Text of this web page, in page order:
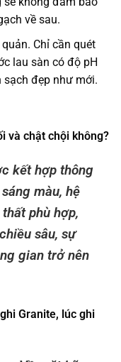
về sau.
Chỉ cần quét
lau sàn có độ pH
đẹp như mới.
và chật chội không?
kết hợp thông
màu, hệ
phù hợp,
sâu, sự
gian trở nên
Granite, lúc ghi